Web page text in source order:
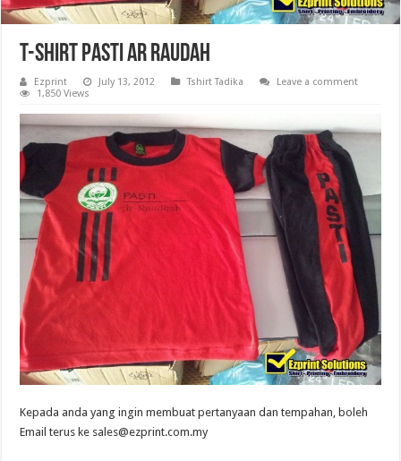
T-shirt Pasti Ar Raudah
Ezprint July 13, 2012 Tshirt Tadika
Leave a comment
1,850 Views
Kepada anda yang ingin membuat pertanyaan dan tempahan, boleh
Email terus ke sales@ezprint.com.my